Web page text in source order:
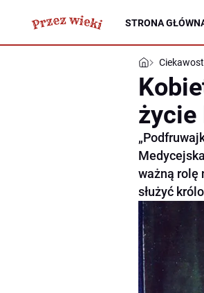
STRONA
życie
ważną rolę
służyć